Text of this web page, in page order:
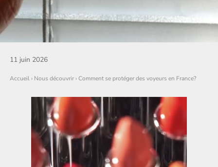
11 juin 2026
Accueil› Nous découvrir›Comment se protéger des voyeurs en France?